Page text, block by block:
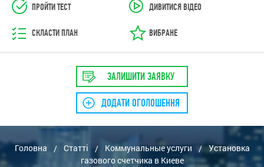
ПРОЙТИ ТЕСТ ДИВИТИСЯ ВІДЕО
СКЛАСТИ ПЛАН ВИБРАНЕ
ЗАЛИШИТИ ЗАЯВКУ
ДОДАТИ ОГОЛОШЕННЯ
Головна / Статті / Коммунальные услуги / Установка
газового счетчика в Киеве